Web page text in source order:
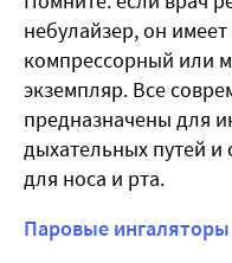
небулайзер, он
компрессорный или
экземпляр. Все
предназначены для
дыхательных путей
для носа и рта.
Паровые ингаляторы